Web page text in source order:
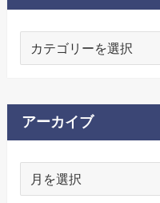
ー
アーカイブ